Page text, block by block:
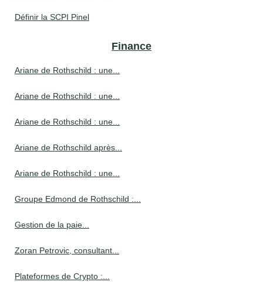
Définir la SCPI Pinel
Finance
Ariane de Rothschild : une...
Ariane de Rothschild : une...
Ariane de Rothschild : une...
Ariane de Rothschild après...
Ariane de Rothschild : une...
Groupe Edmond de Rothschild :...
Gestion de la paie...
Zoran Petrovic, consultant...
Plateformes de Crypto :...